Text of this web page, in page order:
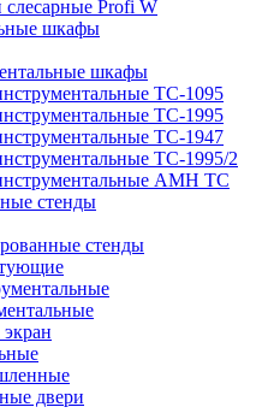
слесарные Profi W
шкафы
шкафы
TC-1095
TC-1995
TC-1947
TC-1995/2
AMH TC
стенды
стенды
двери